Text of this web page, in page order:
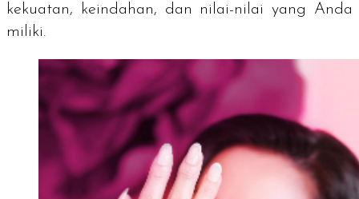
kekuatan, keindahan, dan nilai-nilai yang Anda
miliki.